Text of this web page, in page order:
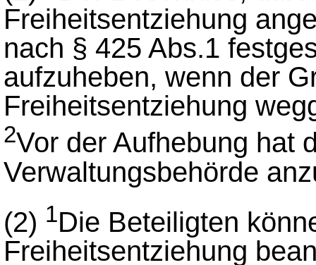
Freiheitsentziehung
nach § 425 Abs.1
aufzuheben, wenn der
Freiheitsentziehung
2Vor der Aufhebung hat
Verwaltungsbehörde
(2) 1Die Beteiligten
Freiheitsentziehung